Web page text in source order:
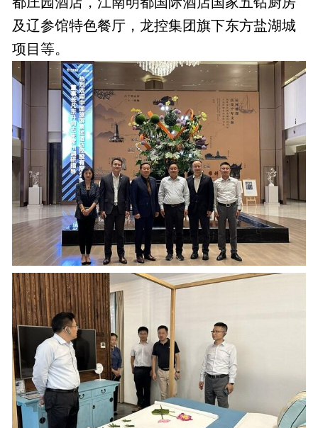
及辽参馆特色餐厅，龙控集团旗下东方盐湖城
项目等。